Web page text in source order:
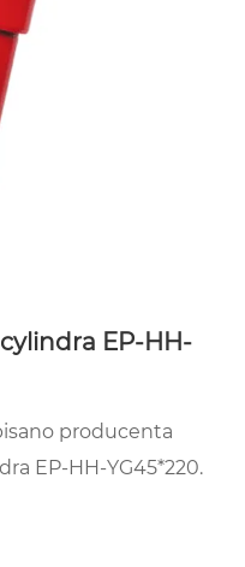
EP-HH-
producenta
EP-HH-YG45*220.